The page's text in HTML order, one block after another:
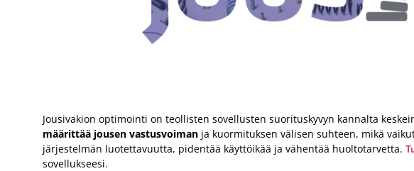
Jousivakion optimointi on teollisten sovellusten suorituskyvyn kannalta
määrittää jousen vastusvoiman ja kuormituksen välisen suhteen, mikä
järjestelmän luotettavuutta, pidentää käyttöikää ja vähentää huoltotarvetta.
sovellukseesi.